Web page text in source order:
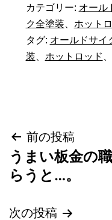
カテゴリー: オール
ク全塗装
ホット
タグ: オールドサイ
装
ホットロッド
投
稿
ナ
前の投稿
うまい板金の
らうと…。
次の投稿